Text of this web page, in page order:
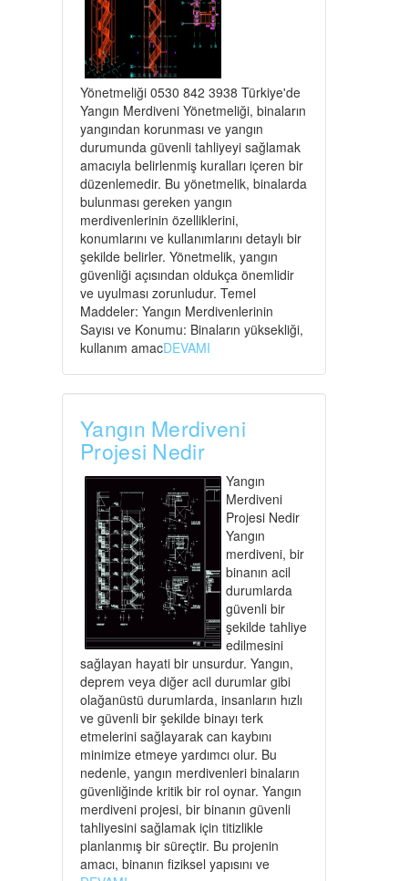
Yönetmeliği 0530 842 3938 Türkiye'de
Yangın Merdiveni Yönetmeliği, binaların
yangından korunması ve yangın
durumunda güvenli tahliyeyi sağlamak
amacıyla belirlenmiş kuralları içeren bir
düzenlemedir. Bu yönetmelik, binalarda
bulunması gereken yangın
merdivenlerinin özelliklerini,
konumlarını ve kullanımlarını detaylı bir
şekilde belirler. Yönetmelik, yangın
güvenliği açısından oldukça önemlidir
ve uyulması zorunludur. Temel
Maddeler: Yangın Merdivenlerinin
Sayısı ve Konumu: Binaların yüksekliği,
kullanım amacDEVAMI
Yangın Merdiveni
Projesi Nedir
Yangın
Merdiveni
Projesi Nedir
Yangın
merdiveni, bir
binanın acil
durumlarda
güvenli bir
şekilde tahliye
edilmesini
sağlayan hayati bir unsurdur. Yangın,
deprem veya diğer acil durumlar gibi
olağanüstü durumlarda, insanların hızlı
ve güvenli bir şekilde binayı terk
etmelerini sağlayarak can kaybını
minimize etmeye yardımcı olur. Bu
nedenle, yangın merdivenleri binaların
güvenliğinde kritik bir rol oynar. Yangın
merdiveni projesi, bir binanın güvenli
tahliyesini sağlamak için titizlikle
planlanmış bir süreçtir. Bu projenin
amacı, binanın fiziksel yapısını ve